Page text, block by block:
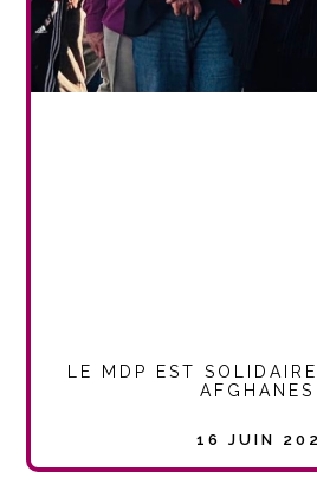
LE MDP EST
AFGHANES
16 JUIN